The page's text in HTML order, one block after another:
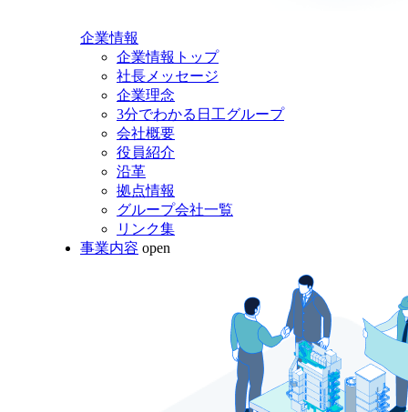
企業情報
企業情報トップ
社長メッセージ
企業理念
3分でわかる日工グループ
会社概要
役員紹介
沿革
拠点情報
グループ会社一覧
リンク集
事業内容 open